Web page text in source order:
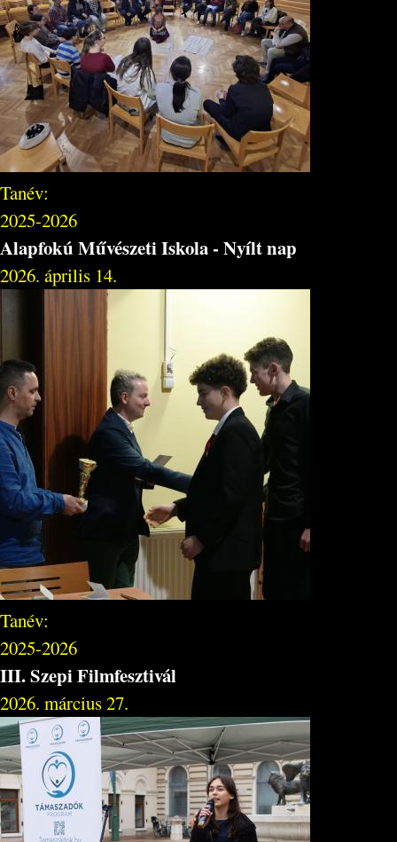
Tanév:
2025-2026
Alapfokú Művészeti Iskola - Nyílt nap
2026. április 14.
Tanév:
2025-2026
III. Szepi Filmfesztivál
2026. március 27.